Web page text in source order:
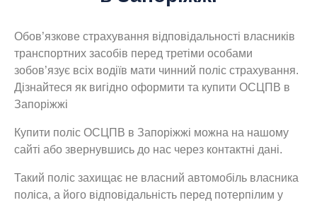
Обов’язкове страхування відповідальності власників
транспортних засобів перед третіми особами
зобов’язує всіх водіїв мати чинний поліс страхування.
Дізнайтеся як вигідно оформити та купити ОСЦПВ в
Запоріжжі
Купити поліс ОСЦПВ в Запоріжжі можна на нашому
сайті або звернувшись до нас через контактні дані.
Такий поліс захищає не власний автомобіль власника
поліса, а його відповідальність перед потерпілим у